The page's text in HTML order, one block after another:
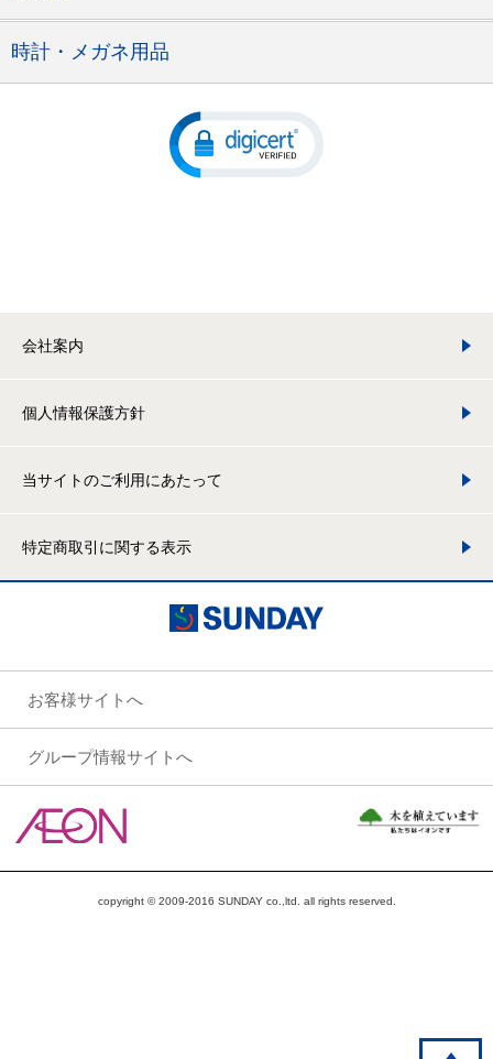
時計・メガネ用品
会社案内
個人情報保護方針
当サイトのご利用にあたって
特定商取引に関する表示
お客様サイトへ
グループ情報サイトへ
copyright © 2009-2016 SUNDAY co.,ltd. all rights reserved.